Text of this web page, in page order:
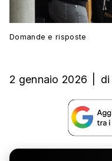
Domande e risposte
2 gennaio 2026 di